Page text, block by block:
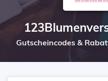
Gutscheincodes &